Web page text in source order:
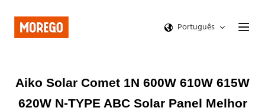
Português
Aiko Solar Comet 1N 600W 610W 615W
620W N-TYPE ABC Solar Panel Melhor